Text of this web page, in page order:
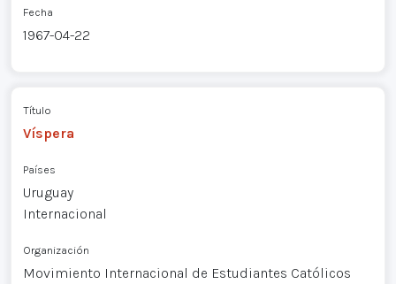
Fecha
1967-04-22
Título
Víspera
Países
Uruguay
Internacional
Organización
Movimiento Internacional de Estudiantes Católicos